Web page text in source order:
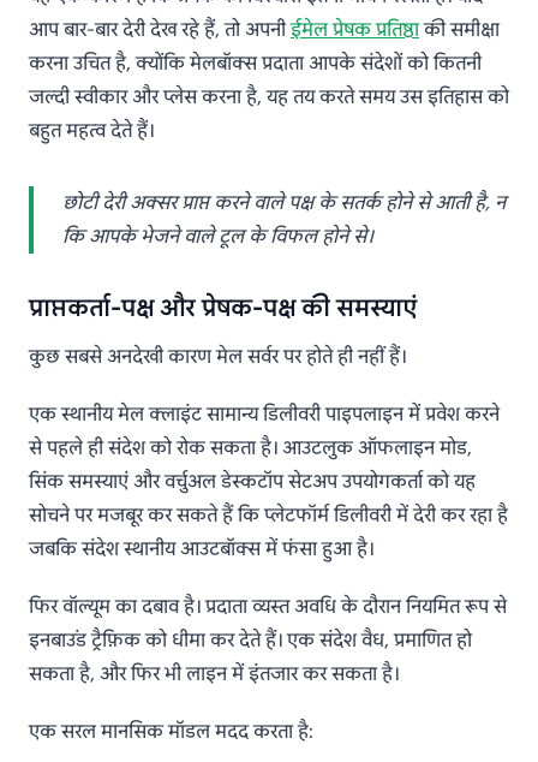
आप बार-बार देरी देख रहे हैं, तो अपनीईमेल प्रेषक प्रतिष्ठाकी समीक्षा
करना उचित है, क्योंकि मेलबॉक्स प्रदाता आपके संदेशों को कितनी
जल्दी स्वीकार और प्लेस करना है, यह तय करते समय उस इतिहास को
बहुत महत्व देते हैं।
छोटी देरी अक्सर प्राप्त करने वाले पक्ष के सतर्क होने से आती है, न
कि आपके भेजने वाले टूल के विफल होने से।
प्राप्तकर्ता-पक्ष और प्रेषक-पक्ष की समस्याएं
कुछ सबसे अनदेखी कारण मेल सर्वर पर होते ही नहीं हैं।
एक स्थानीय मेल क्लाइंट सामान्य डिलीवरी पाइपलाइन में प्रवेश करने
से पहले ही संदेश को रोक सकता है। आउटलुक ऑफलाइन मोड,
सिंक समस्याएं और वर्चुअल डेस्कटॉप सेटअप उपयोगकर्ता को यह
सोचने पर मजबूर कर सकते हैं कि प्लेटफॉर्म डिलीवरी में देरी कर रहा है
जबकि संदेश स्थानीय आउटबॉक्स में फंसा हुआ है।
फिर वॉल्यूम का दबाव है। प्रदाता व्यस्त अवधि के दौरान नियमित रूप से
इनबाउंड ट्रैफ़िक को धीमा कर देते हैं। एक संदेश वैध, प्रमाणित हो
सकता है, और फिर भी लाइन में इंतजार कर सकता है।
एक सरल मानसिक मॉडल मदद करता है: